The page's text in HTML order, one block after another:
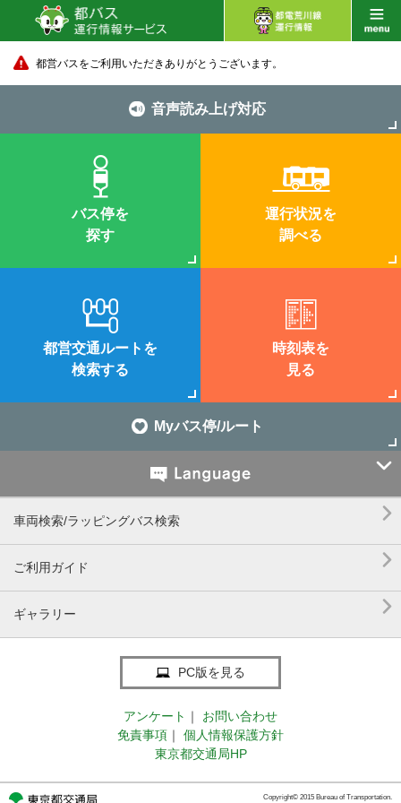
都営バスをご利用いただきありがとうございます。
音声読み上げ対応
バス停を
探す
運行状況を
調べる
都営交通ルートを
検索する
時刻表を
見る
Myバス停/ルート

車両検索/ラッピングバス検索 
ご利用ガイド 
ギャラリー 
PC版を見る
アンケート ｜
お問い合わせ
免責事項 ｜
個人情報保護方針
東京都交通局HP
Copyright© 2015 Bureau of Transportation.